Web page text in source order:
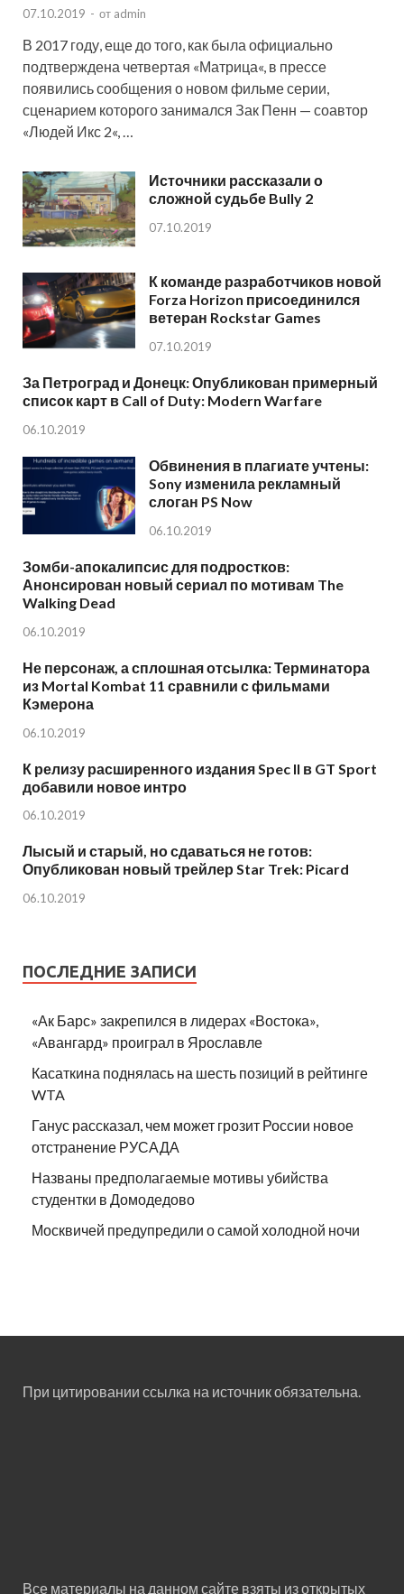
07.10.2019 - от admin
В 2017 году, еще до того, как была официально
подтверждена четвертая «Матрица«, в прессе
появились сообщения о новом фильме серии,
сценарием которого занимался Зак Пенн — соавтор
«Людей Икс 2«, …
Источники рассказали о
сложной судьбе Bully 2
07.10.2019
К команде разработчиков новой
Forza Horizon присоединился
ветеран Rockstar Games
07.10.2019
За Петроград и Донецк: Опубликован примерный
список карт в Call of Duty: Modern Warfare
06.10.2019
Обвинения в плагиате учтены:
Sony изменила рекламный
слоган PS Now
06.10.2019
Зомби-апокалипсис для подростков:
Анонсирован новый сериал по мотивам The
Walking Dead
06.10.2019
Не персонаж, а сплошная отсылка: Терминатора
из Mortal Kombat 11 сравнили с фильмами
Кэмерона
06.10.2019
К релизу расширенного издания Spec II в GT Sport
добавили новое интро
06.10.2019
Лысый и старый, но сдаваться не готов:
Опубликован новый трейлер Star Trek: Picard
06.10.2019
ПОСЛЕДНИЕ ЗАПИСИ
«Ак Барс» закрепился в лидерах «Востока»,
«Авангард» проиграл в Ярославле
Касаткина поднялась на шесть позиций в рейтинге
WTA
Ганус рассказал, чем может грозит России новое
отстранение РУСАДА
Названы предполагаемые мотивы убийства
студентки в Домодедово
Москвичей предупредили о самой холодной ночи
При цитировании ссылка на источник обязательна.
Все материалы на данном сайте взяты из открытых